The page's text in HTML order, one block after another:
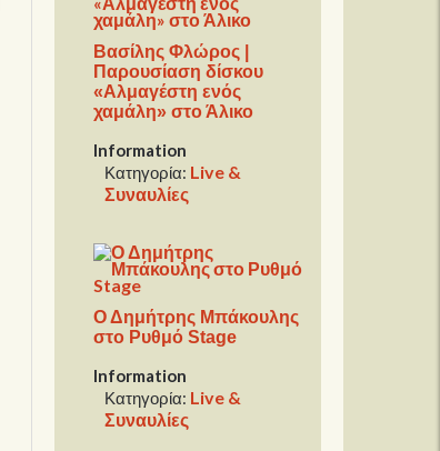
Βασίλης Φλώρος |
Παρουσίαση δίσκου
«Αλμαγέστη ενός
χαμάλη» στο Άλικο
Information
Κατηγορία: Live &
Συναυλίες
Ο Δημήτρης Μπάκουλης
στο Ρυθμό Stage
Information
Κατηγορία: Live &
Συναυλίες